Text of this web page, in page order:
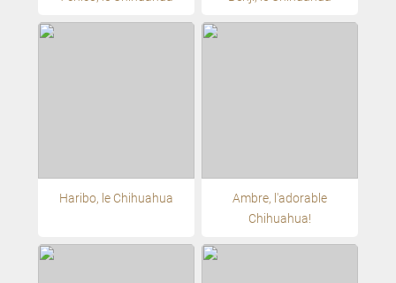
Haribo, le Chihuahua
Ambre, l'adorable
Chihuahua!